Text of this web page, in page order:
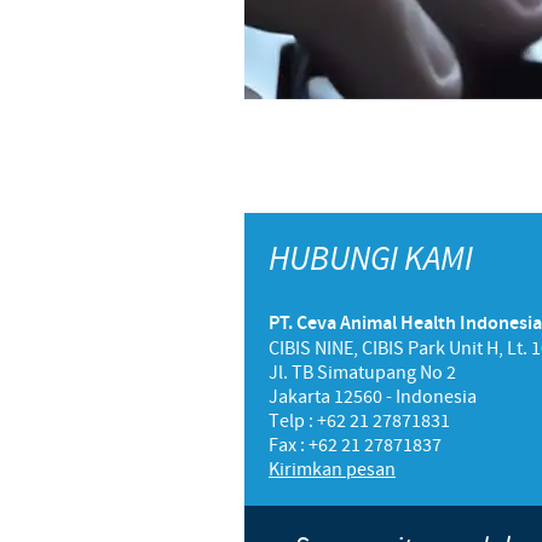
HUBUNGI KAMI
PT. Ceva Animal Health Indonesia
CIBIS NINE, CIBIS Park Unit H, Lt.
Jl. TB Simatupang No 2
Jakarta 12560 - Indonesia
Telp : +62 21 27871831
Fax : +62 21 27871837
Kirimkan pesan